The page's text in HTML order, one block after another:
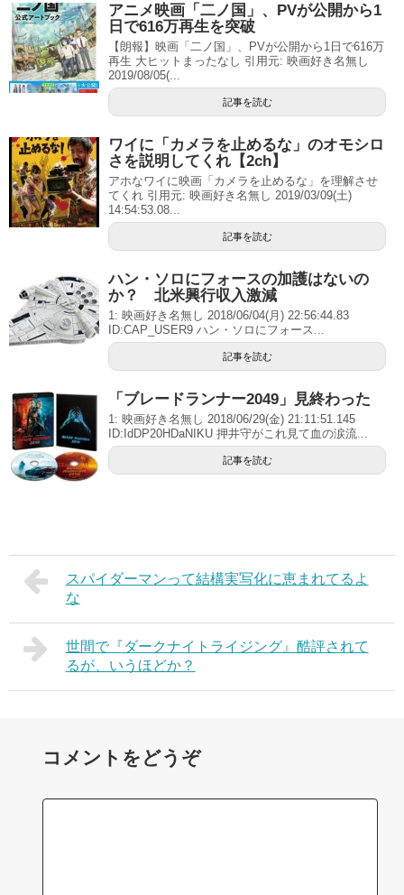
アニメ映画「二ノ国」、PVが公開から1
日で616万再生を突破
【朗報】映画「二ノ国」、PVが公開から1日で616万
再生 大ヒットまったなし 引用元: 映画好き名無し
2019/08/05(...
記事を読む
ワイに「カメラを止めるな」のオモシロ
さを説明してくれ【2ch】
アホなワイに映画「カメラを止めるな」を理解させ
てくれ 引用元: 映画好き名無し 2019/03/09(土)
14:54:53.08...
記事を読む
ハン・ソロにフォースの加護はないの
か？ 北米興行収入激減
1: 映画好き名無し 2018/06/04(月) 22:56:44.83
ID:CAP_USER9 ハン・ソロにフォース...
記事を読む
「ブレードランナー2049」見終わった
1: 映画好き名無し 2018/06/29(金) 21:11:51.145
ID:IdDP20HDaNIKU 押井守がこれ見て血の涙流...
記事を読む
スパイダーマンって結構実写化に恵まれてるよ
な
世間で『ダークナイトライジング』酷評されて
るが、いうほどか？
コメントをどうぞ